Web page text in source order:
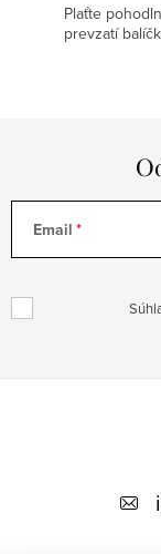
Plaťte
prevzatí
Email